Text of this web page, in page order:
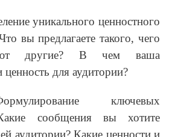
уникального ценностного
вы предлагаете такого, чего
другие? В чем ваша
ценность для аудитории?
ключевых
сообщения вы хотите
аудитории? Какие ценности и